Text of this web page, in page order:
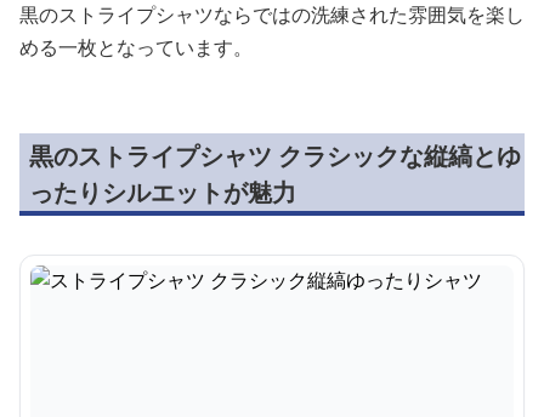
黒のストライプシャツならではの洗練された雰囲気を楽し
める一枚となっています。
黒のストライプシャツ クラシックな縦縞とゆ
ったりシルエットが魅力